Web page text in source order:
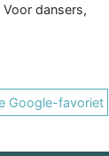
dansers,
Google-favoriet